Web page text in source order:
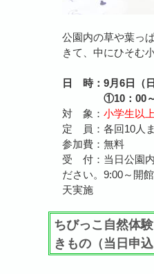
公園内の草や葉っ
きて、中にひそむ
日 時：9月6日（日
①10：00～11
対 象： 小学生以上
定 員：各回10人ま
参加費：無料
受 付：当日公園内
ださい。9:00～開
天実施
ちびっこ自然体
きもの（当日申込